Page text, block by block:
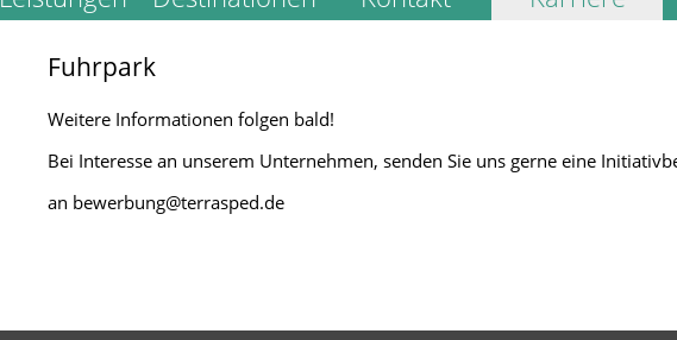
Fuhrpark
Weitere Informationen folgen bald!
Bei Interesse an unserem Unternehmen, senden Sie uns gerne eine
an bewerbung@terrasped.de